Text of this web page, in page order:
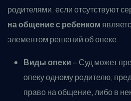
родителями, если отсутствуют
на общение с ребенком
элементом решений об опеке.
Виды опеки – Суд может
опеку одному родителю,
право на общение, либо в